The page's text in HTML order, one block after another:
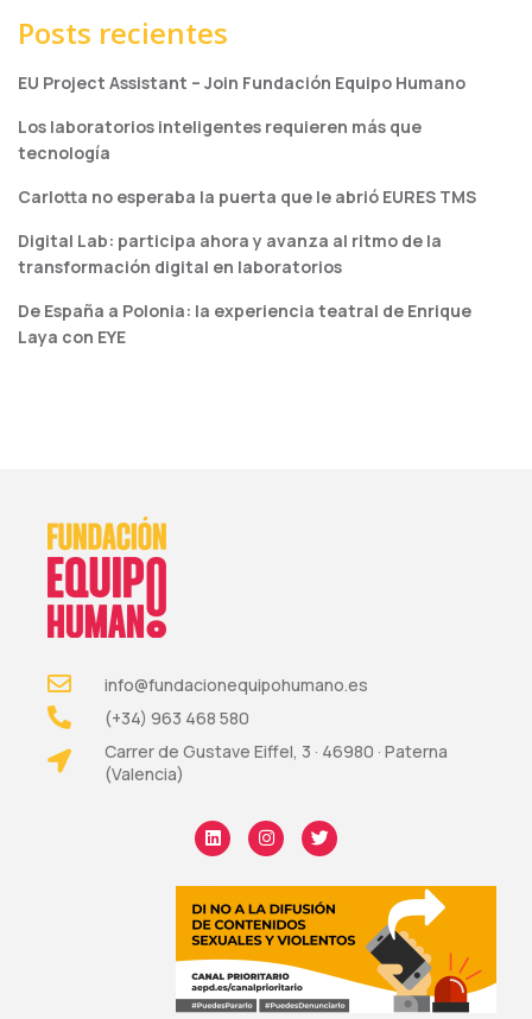
Posts recientes
EU Project Assistant – Join Fundación Equipo Humano
Los laboratorios inteligentes requieren más que
tecnología
Carlotta no esperaba la puerta que le abrió EURES TMS
Digital Lab: participa ahora y avanza al ritmo de la
transformación digital en laboratorios
De España a Polonia: la experiencia teatral de Enrique
Laya con EYE
info@fundacionequipohumano.es
(+34) 963 468 580
Carrer de Gustave Eiffel, 3 · 46980 · Paterna
(Valencia)